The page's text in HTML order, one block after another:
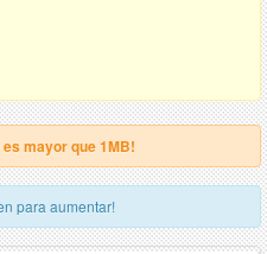
mayor que 1MB!
para aumentar!